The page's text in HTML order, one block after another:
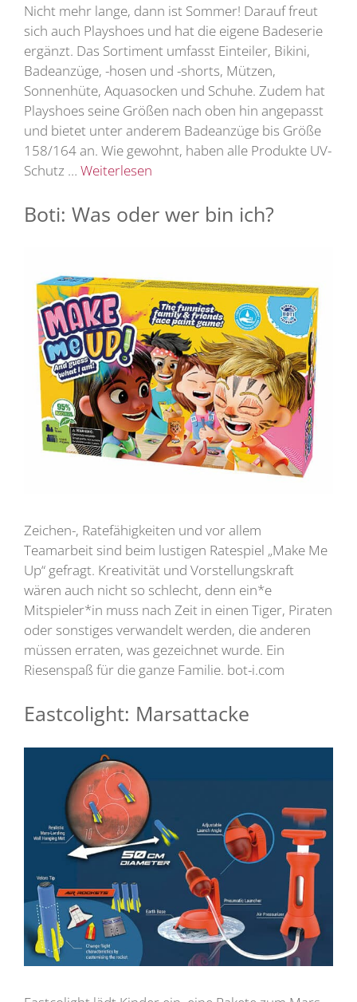
Nicht mehr lange, dann ist Sommer! Darauf freut
sich auch Playshoes und hat die eigene Badeserie
ergänzt. Das Sortiment umfasst Einteiler, Bikini,
Badeanzüge, -hosen und -shorts, Mützen,
Sonnenhüte, Aquasocken und Schuhe. Zudem hat
Playshoes seine Größen nach oben hin angepasst
und bietet unter anderem Badeanzüge bis Größe
158/164 an. Wie gewohnt, haben alle Produkte UV-
Schutz … Weiterlesen
Boti: Was oder wer bin ich?
Zeichen-, Ratefähigkeiten und vor allem
Teamarbeit sind beim lustigen Ratespiel „Make Me
Up“ gefragt. Kreativität und Vorstellungskraft
wären auch nicht so schlecht, denn ein*e
Mitspieler*in muss nach Zeit in einen Tiger, Piraten
oder sonstiges verwandelt werden, die anderen
müssen erraten, was gezeichnet wurde. Ein
Riesenspaß für die ganze Familie. bot-i.com
Eastcolight: Marsattacke